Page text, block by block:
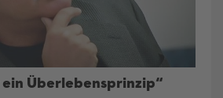
Überlebensprinzip“